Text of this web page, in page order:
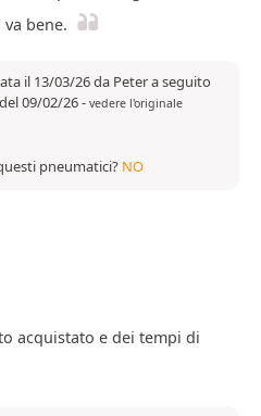
bene.
il 13/03/26 da Peter a seguito
09/02/26- vedere l'originale
pneumatici? NO
acquistato e dei tempi di